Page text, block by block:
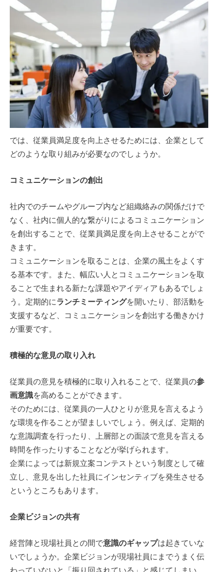
では、従業員満足度を向上させるためには、企業として
どのような取り組みが必要なのでしょうか。
コミュニケーションの創出
社内でのチームやグループ内など組織絡みの関係だけで
なく、社内に個人的な繋がりによるコミュニケーション
を創出することで、従業員満足度を向上させることがで
きます。
コミュニケーションを取ることは、企業の風土をよくす
る基本です。また、幅広い人とコミュニケーションを取
ることで生まれる新たな課題やアイディアもあるでしょ
う。定期的にランチミーティングを開いたり、部活動を
支援するなど、コミュニケーションを創出する働きかけ
が重要です。
積極的な意見の取り入れ
従業員の意見を積極的に取り入れることで、従業員の参
画意識を高めることができます。
そのためには、従業員の一人ひとりが意見を言えるよう
な環境を作ることが望ましいでしょう。例えば、定期的
な意識調査を行ったり、上層部との面談で意見を言える
時間を作ったりすることなどが挙げられます。
企業によっては新規立案コンテストという制度として確
立し、意見を出した社員にインセンティブを発生させる
というところもあります。
企業ビジョンの共有
経営陣と現場社員との間で意識のギャップは起きていな
いでしょうか。企業ビジョンが現場社員にまでうまく伝
わっていないと「振り回されている」と感じてしまい、